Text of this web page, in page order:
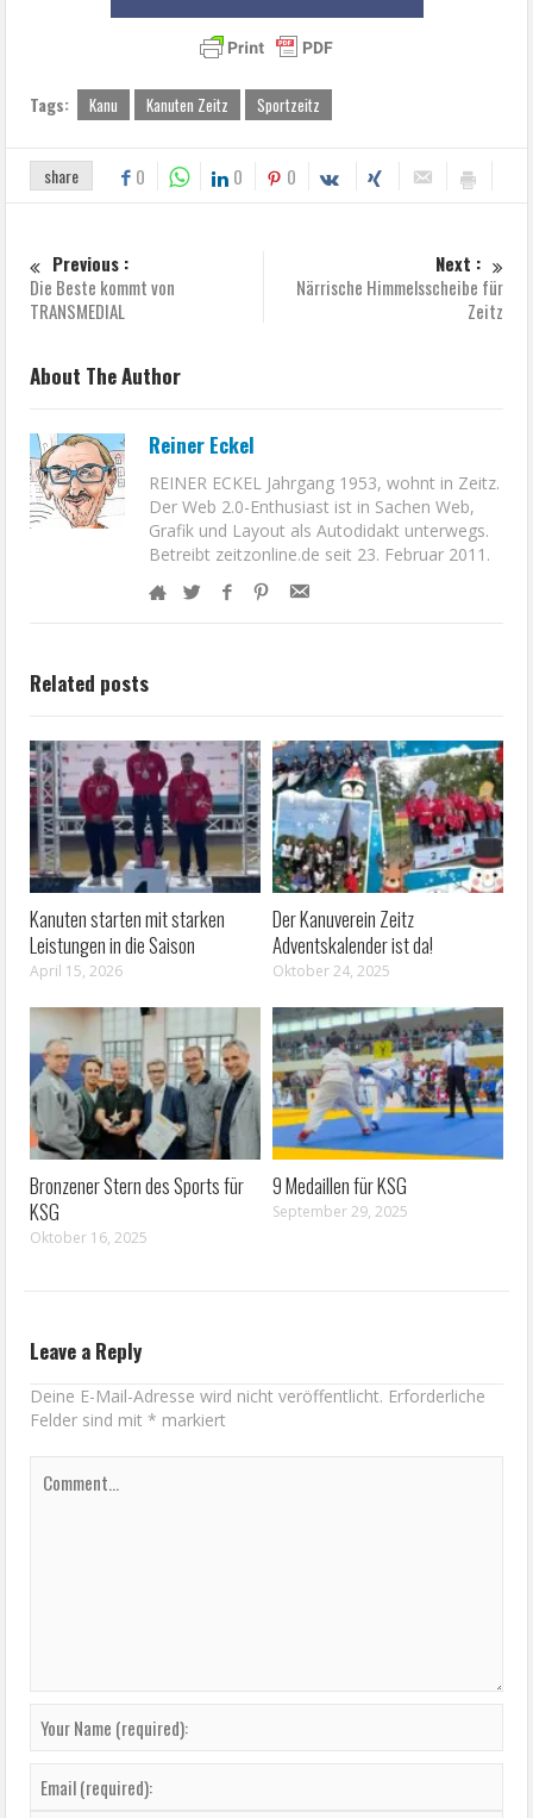
Tags: Kanu Kanuten Zeitz Sportzeitz
share 0 0 0
Previous :
Die Beste kommt von
TRANSMEDIAL
Next :
Närrische Himmelsscheibe für
Zeitz
About The Author
Reiner Eckel
REINER ECKEL Jahrgang 1953, wohnt in Zeitz.
Der Web 2.0-Enthusiast ist in Sachen Web,
Grafik und Layout als Autodidakt unterwegs.
Betreibt zeitzonline.de seit 23. Februar 2011.
Related posts
Kanuten starten mit starken
Leistungen in die Saison
April 15, 2026
Der Kanuverein Zeitz
Adventskalender ist da!
Oktober 24, 2025
Bronzener Stern des Sports für
KSG
Oktober 16, 2025
9 Medaillen für KSG
September 29, 2025
Leave a Reply
Deine E-Mail-Adresse wird nicht veröffentlicht. Erforderliche
Felder sind mit* markiert